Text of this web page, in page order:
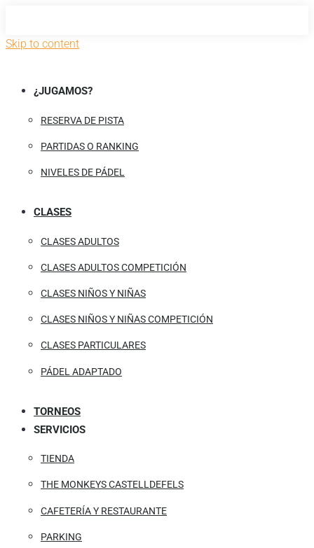
Skip to content
¿JUGAMOS?
RESERVA DE PISTA
PARTIDAS O RANKING
NIVELES DE PÁDEL
CLASES
CLASES ADULTOS
CLASES ADULTOS COMPETICIÓN
CLASES NIÑOS Y NIÑAS
CLASES NIÑOS Y NIÑAS COMPETICIÓN
CLASES PARTICULARES
PÁDEL ADAPTADO
TORNEOS
SERVICIOS
TIENDA
THE MONKEYS CASTELLDEFELS
CAFETERÍA Y RESTAURANTE
PARKING